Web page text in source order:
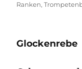
Ranken,
Glockenrebe